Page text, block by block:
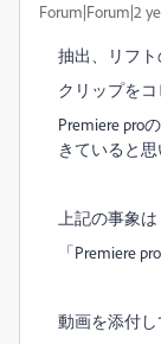
Forum|Forum|2
抽出、リフト
クリップをコ
Premiere pro
きていると思
上記の事象
「Premiere
動画を添付し